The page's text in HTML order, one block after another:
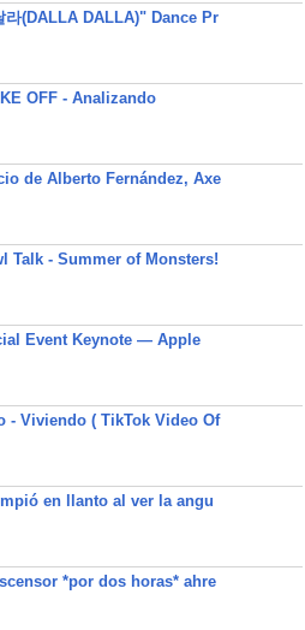
라(DALLA DALLA)" Dance Pr
OFF - Analizando
de Alberto Fernández, Axe
Talk - Summer of Monsters!
Event Keynote — Apple
- Viviendo ( TikTok Video Of
en llanto al ver la angu
*por dos horas* ahre